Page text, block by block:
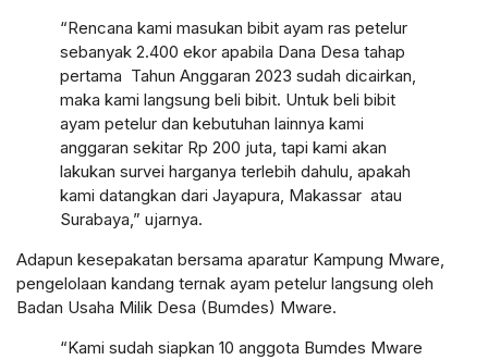
“Rencana kami masukan bibit ayam ras petelur
sebanyak 2.400 ekor apabila Dana Desa tahap
pertama Tahun Anggaran 2023 sudah dicairkan,
maka kami langsung beli bibit. Untuk beli bibit
ayam petelur dan kebutuhan lainnya kami
anggaran sekitar Rp 200 juta, tapi kami akan
lakukan survei harganya terlebih dahulu, apakah
kami datangkan dari Jayapura, Makassar atau
Surabaya,” ujarnya.
Adapun kesepakatan bersama aparatur Kampung Mware,
pengelolaan kandang ternak ayam petelur langsung oleh
Badan Usaha Milik Desa (Bumdes) Mware.
“Kami sudah siapkan 10 anggota Bumdes Mware